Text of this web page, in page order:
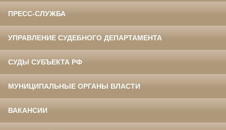
ПРЕСС-СЛУЖБА
УПРАВЛЕНИЕ СУДЕБНОГО ДЕПАРТАМЕНТА
СУДЫ СУБЪЕКТА РФ
МУНИЦИПАЛЬНЫЕ ОРГАНЫ ВЛАСТИ
ВАКАНСИИ